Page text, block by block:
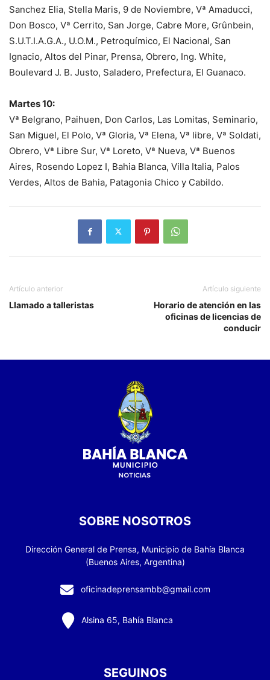
Sanchez Elia, Stella Maris, 9 de Noviembre, Vª Amaducci,
Don Bosco, Vª Cerrito, San Jorge, Cabre More, Grûnbein,
S.U.T.I.A.G.A., U.O.M., Petroquímico, El Nacional, San
Ignacio, Altos del Pinar, Prensa, Obrero, Ing. White,
Boulevard J. B. Justo, Saladero, Prefectura, El Guanaco.
Martes 10:
Vª Belgrano, Paihuen, Don Carlos, Las Lomitas, Seminario,
San Miguel, El Polo, Vª Gloria, Vª Elena, Vª libre, Vª Soldati,
Obrero, Vª Libre Sur, Vª Loreto, Vª Nueva, Vª Buenos
Aires, Rosendo Lopez I, Bahia Blanca, Villa Italia, Palos
Verdes, Altos de Bahia, Patagonia Chico y Cabildo.
Artículo anterior
Llamado a talleristas
Artículo siguiente
Horario de atención en las
oficinas de licencias de
conducir
SOBRE NOSOTROS
Dirección General de Prensa, Municipio de Bahía Blanca
(Buenos Aires, Argentina)
oficinadeprensambb@gmail.com
Alsina 65, Bahía Blanca
SEGUINOS